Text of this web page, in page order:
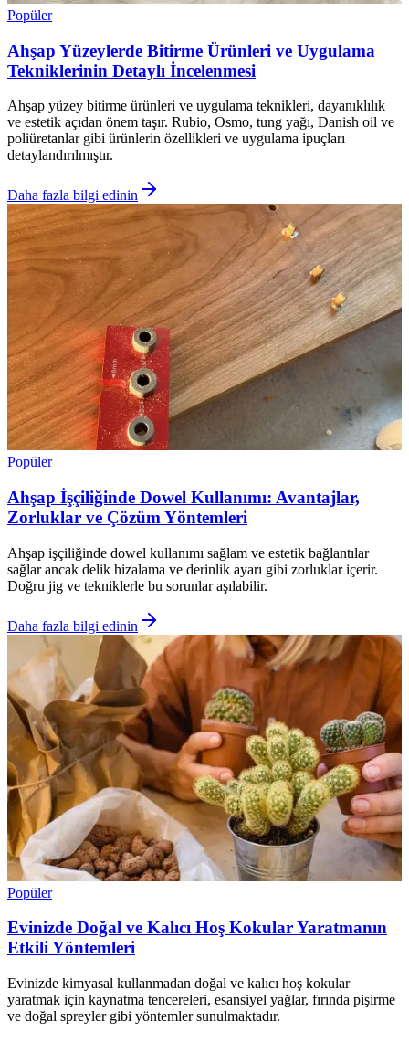
Popüler
Ahşap Yüzeylerde Bitirme Ürünleri ve Uygulama
Tekniklerinin Detaylı İncelenmesi
Ahşap yüzey bitirme ürünleri ve uygulama teknikleri, dayanıklılık
ve estetik açıdan önem taşır. Rubio, Osmo, tung yağı, Danish oil ve
poliüretanlar gibi ürünlerin özellikleri ve uygulama ipuçları
detaylandırılmıştır.
Daha fazla bilgi edinin
Popüler
Ahşap İşçiliğinde Dowel Kullanımı: Avantajlar,
Zorluklar ve Çözüm Yöntemleri
Ahşap işçiliğinde dowel kullanımı sağlam ve estetik bağlantılar
sağlar ancak delik hizalama ve derinlik ayarı gibi zorluklar içerir.
Doğru jig ve tekniklerle bu sorunlar aşılabilir.
Daha fazla bilgi edinin
Popüler
Evinizde Doğal ve Kalıcı Hoş Kokular Yaratmanın
Etkili Yöntemleri
Evinizde kimyasal kullanmadan doğal ve kalıcı hoş kokular
yaratmak için kaynatma tencereleri, esansiyel yağlar, fırında pişirme
ve doğal spreyler gibi yöntemler sunulmaktadır.